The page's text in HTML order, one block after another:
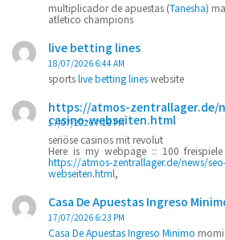
multiplicador de apuestas (Tanesha)
atletico champions
live betting lines
18/07/2026 6:44 AM
sportslive betting lineswebsite
https://atmos-zentrallager.de/
casino-webseiten.html
17/07/2026 7:18 PM
seriöse casinos mit revolut
Here is my webpage :: 100
https://atmos-zentrallager.de/news/
webseiten.html,
Casa De Apuestas Ingreso
17/07/2026 6:23 PM
Casa De Apuestas Ingreso Minimo